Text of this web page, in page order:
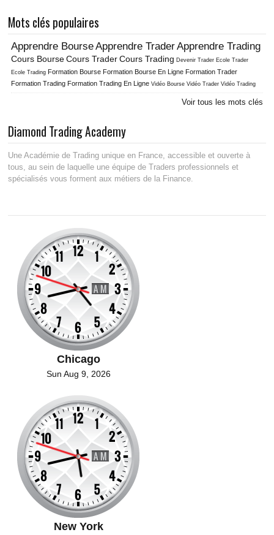
Mots clés populaires
Apprendre BourseApprendre TraderApprendre Trading
Cours Bourse Cours Trader Cours Trading Devenir Trader Ecole Trader
Ecole Trading Formation Bourse Formation Bourse En Ligne Formation Trader
Formation Trading Formation Trading En Ligne Vidéo Bourse Vidéo Trader Vidéo Trading
Voir tous les mots clés
Diamond Trading Academy
Une Académie de Trading unique en France, accessible et ouverte à
tous, au sein de laquelle une équipe de Traders professionnels et
spécialisés vous forment aux métiers de la Finance.
Chicago
Sun Aug 9, 2026
New York